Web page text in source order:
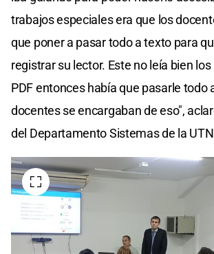
trabajos especiales era que los
que poner a pasar todo a texto para
registrar su lector. Este no leía bien
PDF entonces había que pasarle todo
docentes se encargaban de eso",
del Departamento Sistemas de la